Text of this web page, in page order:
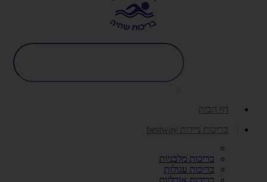
דף הבית
בריכות ניידות bestway
בריכות מלבניות
בריכות עגולות
בריכות אובליות